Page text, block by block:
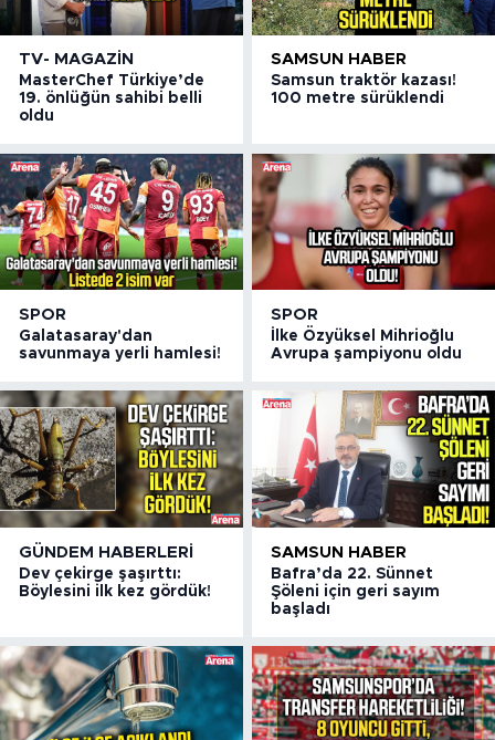
TV- MAGAZIN
MasterChef Türkiye’de
19. önlüğün sahibi belli
oldu
SAMSUN HABER
Samsun traktör kazası!
100 metre sürüklendi
SPOR
Galatasaray'dan
savunmaya yerli hamlesi!
SPOR
İlke Özyüksel Mihrioğlu
Avrupa şampiyonu oldu
GÜNDEM HABERLERI
Dev çekirge şaşırttı:
Böylesini ilk kez gördük!
SAMSUN HABER
Bafra’da 22. Sünnet
Şöleni için geri sayım
başladı